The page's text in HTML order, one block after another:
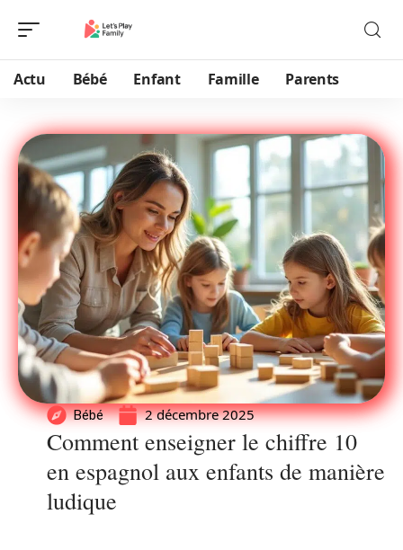
Actu Bébé Enfant Famille Parents
Bébé 2 décembre 2025
Comment enseigner le chiffre 10
en espagnol aux enfants de manière
ludique